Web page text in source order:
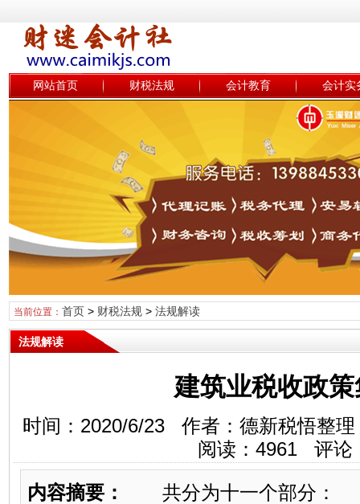
网站首页 财税法规 会计教育 会计实
当前位置： 首页> 财税法规> 法规解读
法规解读
建筑业税收政
时间：2020/6/23 作者：德新税悟整
阅读： 4961评论
内容摘要：
共分为十一个部分